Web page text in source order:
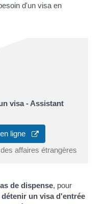
d'un visa en
visa - Assistant
ligne
affaires étrangères
de dispense, pour
un visa d'entrée